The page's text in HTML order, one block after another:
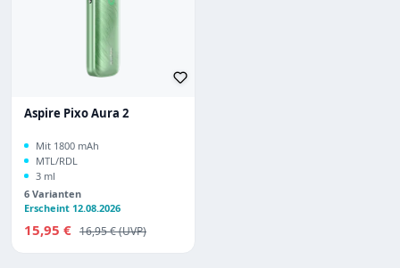
Aspire Pixo Aura 2
Mit 1800 mAh
MTL/RDL
3 ml
6 Varianten
Erscheint 12.08.2026
Verkaufspreis:
15,95 € Regulärer Preis:
16,95 €